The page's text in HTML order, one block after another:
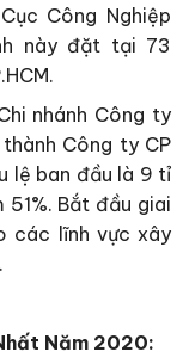
Công Nghiệp
này đặt tại 73
nhánh Công ty
Công ty CP
lệ ban đầu là 9 tỉ
Bắt đầu giai
các lĩnh vực xây
Năm 2020: